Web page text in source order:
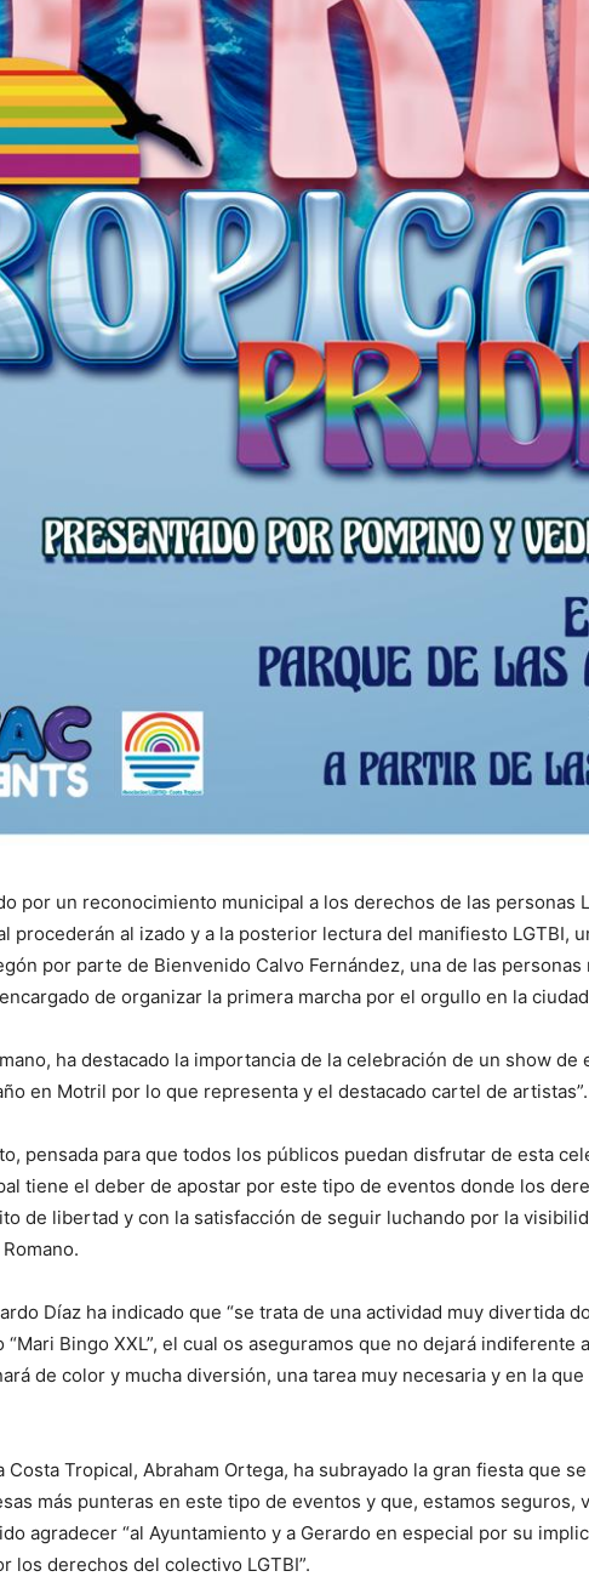
por un reconocimiento municipal a los derechos de las personas
al izado y a la posterior lectura del manifiesto LGTBI,
por parte de Bienvenido Calvo Fernández, una de las personas
de organizar la primera marcha por el orgullo en la
ha destacado la importancia de la celebración de un show de
en Motril por lo que representa y el destacado cartel de artistas”.
pensada para que todos los públicos puedan disfrutar de esta
tiene el deber de apostar por este tipo de eventos donde los
de libertad y con la satisfacción de seguir luchando por la
Díaz ha indicado que “se trata de una actividad muy divertida
Bingo XXL”, el cual os aseguramos que no dejará indiferente
de color y mucha diversión, una tarea muy necesaria y en la
Tropical, Abraham Ortega, ha subrayado la gran fiesta que
más punteras en este tipo de eventos y que, estamos seguros,
agradecer “al Ayuntamiento y a Gerardo en especial por su
los derechos del colectivo LGTBI”.